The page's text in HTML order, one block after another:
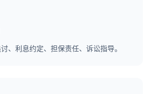
、利息约定、担保责任、诉讼指导。